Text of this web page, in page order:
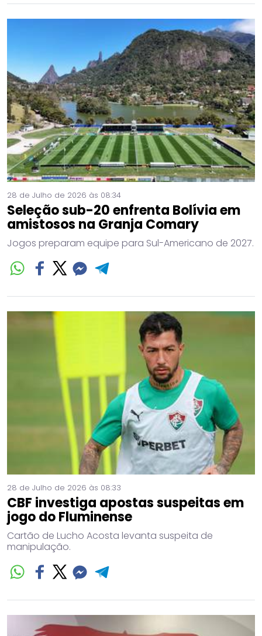
28 de Julho de 2026 às 08:34
Seleção sub-20 enfrenta Bolívia em
amistosos na Granja Comary
Jogos preparam equipe para Sul-Americano de 2027.
28 de Julho de 2026 às 08:33
CBF investiga apostas suspeitas em
jogo do Fluminense
Cartão de Lucho Acosta levanta suspeita de
manipulação.